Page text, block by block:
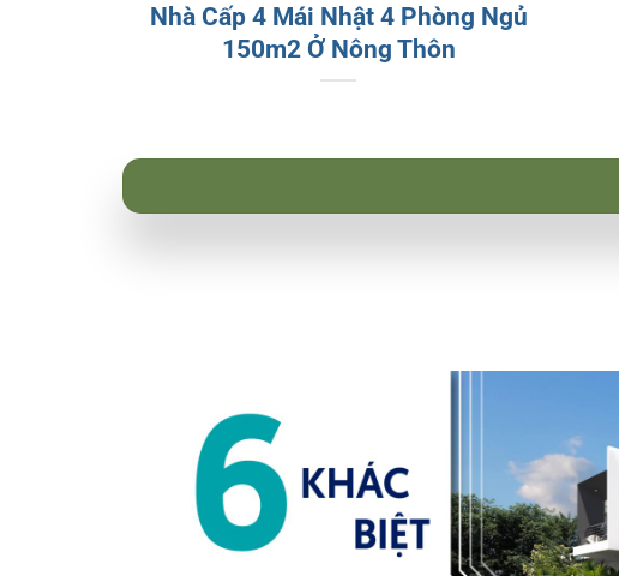
Nhà Cấp 4 Mái Nhật 4 Phòng Ngủ
150m2 Ở Nông Thôn